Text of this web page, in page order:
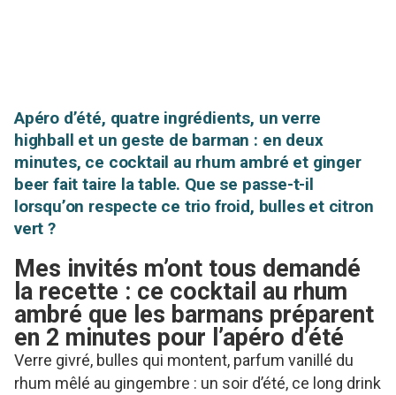
Apéro d’été, quatre ingrédients, un verre
highball et un geste de barman : en deux
minutes, ce cocktail au rhum ambré et ginger
beer fait taire la table. Que se passe-t-il
lorsqu’on respecte ce trio froid, bulles et citron
vert ?
Mes invités m’ont tous demandé
la recette : ce cocktail au rhum
ambré que les barmans préparent
en 2 minutes pour l’apéro d’été
Verre givré, bulles qui montent, parfum vanillé du
rhum mêlé au gingembre : un soir d’été, ce long drink